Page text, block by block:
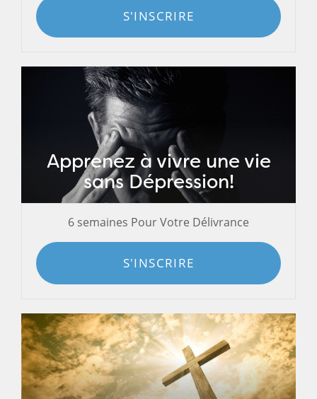
S'INSCRIRE
Apprenez à vivre une vie
sans Dépression!
6 semaines Pour Votre Délivrance
S'INSCRIRE